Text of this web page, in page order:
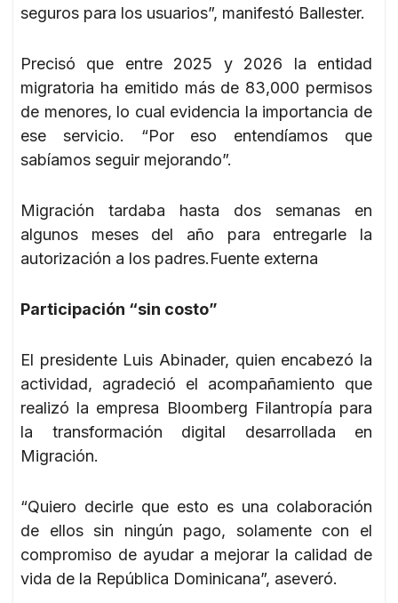
seguros para los usuarios”, manifestó Ballester.
Precisó que entre 2025 y 2026 la entidad
migratoria ha emitido más de 83,000 permisos
de menores, lo cual evidencia la importancia de
ese servicio. “Por eso entendíamos que
sabíamos seguir mejorando”.
Migración tardaba hasta dos semanas en
algunos meses del año para entregarle la
autorización a los padres.Fuente externa
Participación “sin costo”
El presidente Luis Abinader, quien encabezó la
actividad, agradeció el acompañamiento que
realizó la empresa Bloomberg Filantropía para
la transformación digital desarrollada en
Migración.
“Quiero decirle que esto es una colaboración
de ellos sin ningún pago, solamente con el
compromiso de ayudar a mejorar la calidad de
vida de la República Dominicana”, aseveró.